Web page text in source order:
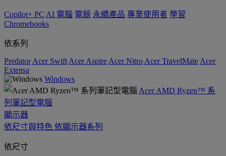
Copilot+ PC AI 電腦 電競 永續產品 專業使用者 學習
Chromebooks
依系列
Predator Acer Swift Acer Aspire Acer Nitro Acer TravelMate Acer
Extensa
Windows
Acer AMD Ryzen™ 系
列筆記型電腦
顯示器
依尺寸與特色 依顯示器系列
依尺寸